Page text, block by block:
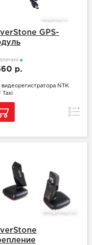
GPS-
р.
видеорегистратора NTK
Taxi